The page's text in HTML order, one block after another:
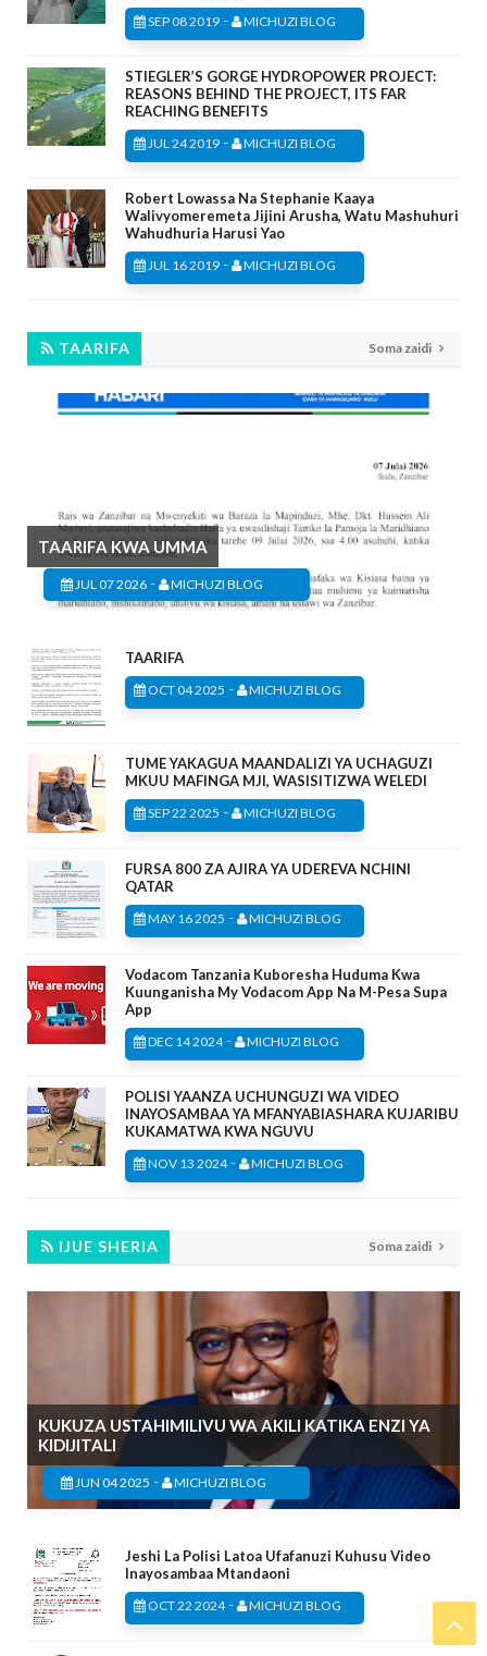
SEP 08 2019 - MICHUZI BLOG
STIEGLER’S GORGE HYDROPOWER PROJECT:
REASONS BEHIND THE PROJECT, ITS FAR
REACHING BENEFITS
JUL 24 2019 - MICHUZI BLOG
Robert Lowassa Na Stephanie Kaaya
Walivyomeremeta Jijini Arusha, Watu Mashuhuri
Wahudhuria Harusi Yao
JUL 16 2019 - MICHUZI BLOG
TAARIFA Soma zaidi
TAARIFA KWA UMMA
JUL 07 2026 - MICHUZI BLOG
TAARIFA
OCT 04 2025 - MICHUZI BLOG
TUME YAKAGUA MAANDALIZI YA UCHAGUZI
MKUU MAFINGA MJI, WASISITIZWA WELEDI
SEP 22 2025 - MICHUZI BLOG
FURSA 800 ZA AJIRA YA UDEREVA NCHINI
QATAR
MAY 16 2025 - MICHUZI BLOG
Vodacom Tanzania Kuboresha Huduma Kwa
Kuunganisha My Vodacom App Na M-Pesa Supa
App
DEC 14 2024- MICHUZI BLOG
POLISI YAANZA UCHUNGUZI WA VIDEO
INAYOSAMBAA YA MFANYABIASHARA KUJARIBU
KUKAMATWA KWA NGUVU
NOV 13 2024- MICHUZI BLOG
IJUE SHERIA Soma zaidi
KUKUZA USTAHIMILIVU WA AKILI KATIKA ENZI YA
KIDIJITALI
JUN 04 2025 - MICHUZI BLOG
Jeshi La Polisi Latoa Ufafanuzi Kuhusu Video
Inayosambaa Mtandaoni
OCT 22 2024- MICHUZI BLOG